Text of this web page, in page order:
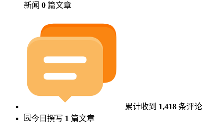
新闻 0 篇文章
累计收到 1,418 条评论
今日撰写 1 篇文章